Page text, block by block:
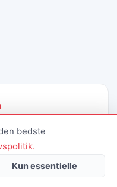
Smuk Smuk
om at hjælpe
deres
bedste
Kun essentielle